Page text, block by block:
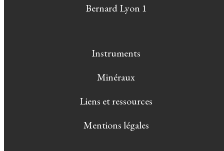
Bernard Lyon 1
Instruments
Minéraux
Liens et ressources
Mentions légales